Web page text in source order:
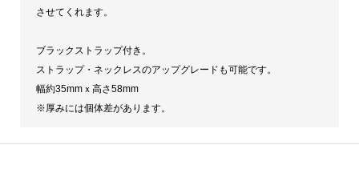
させてくれます。
ブラックストラップ付き。
ストラップ・ネックレスのアップグレードも可能です。
幅約35mmｘ高さ58mm
※厚みには個体差があります。